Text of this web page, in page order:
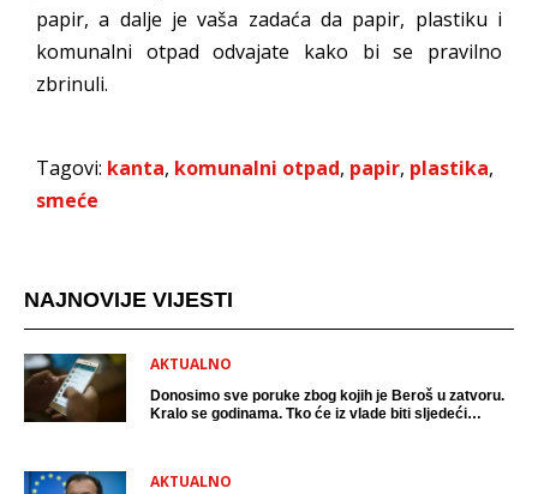
papir, a dalje je vaša zadaća da papir, plastiku i
komunalni otpad odvajate kako bi se pravilno
zbrinuli.
Tagovi: kanta, komunalni otpad, papir, plastika,
smeće
NAJNOVIJE VIJESTI
AKTUALNO
Donosimo sve poruke zbog kojih je Beroš u zatvoru.
Kralo se godinama. Tko će iz vlade biti sljedeći
AKTUALNO